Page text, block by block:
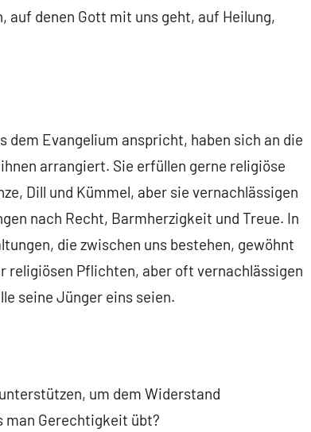
auf denen Gott mit uns geht, auf Heilung,
Evangelium anspricht, haben sich an die
arrangiert. Sie erfüllen gerne religiöse
Dill und Kümmel, aber sie vernachlässigen
nach Recht, Barmherzigkeit und Treue. In
die zwischen uns bestehen, gewöhnt
religiösen Pflichten, aber oft vernachlässigen
seine Jünger eins seien.
um dem Widerstand
man Gerechtigkeit übt?